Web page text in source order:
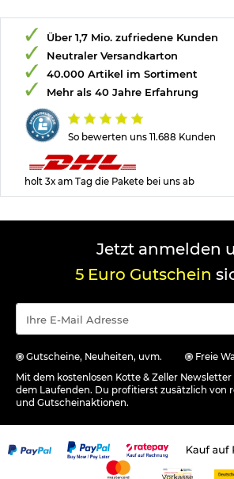
So bewerten uns 11.688 Kunden
Über 1,7 Mio. zufriedene Kunden
Neutraler Versandkarton
40.000 Artikel im Sortiment
Mehr als 40 Jahre Erfahrung
holt 3x am Tag die Pakete bei uns ab
Jetzt anmelden
5 Euro Gutschein
Gutscheine, Neuheiten, uvm. Freie
Mit dem kostenlosen Kotte & Zeller
dem Laufenden. Du profitierst zusätzlich von
und Gutscheinaktionen.